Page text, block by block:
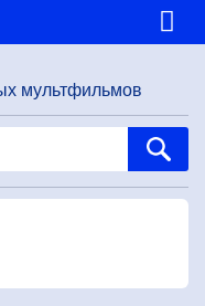
мультфильмов